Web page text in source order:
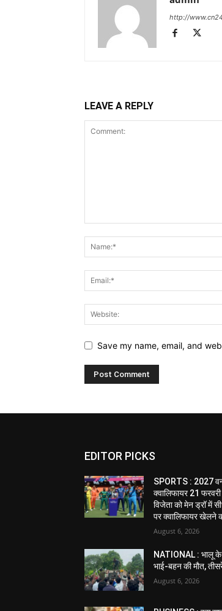
http://
LEAVE A REPLY
Save my name, email, and
EDITOR PICKS
SPORTS : 2027
क्वालिफायर 21
विजेता को मेन ड्रॉ में
पर क्वालिफायर खेलने
August 6, 2026
NATIONAL : भालू
भाई-बहन की मौत,
August 6, 2026